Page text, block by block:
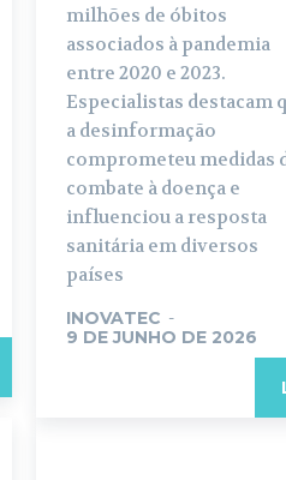
milhões de óbitos
associados à pandemia
entre 2020 e 2023.
Especialistas destacam
a desinformação
comprometeu medidas
combate à doença e
influenciou a resposta
sanitária em diversos
países
INOVATEC -
9 DE JUNHO DE 2026